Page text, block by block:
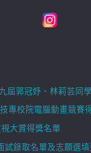
屆郭冠妤、林莉芸同
專校院電腦動畫競賽
大賞得獎名單
試錄取名單及志願選